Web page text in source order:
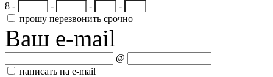
8 - - -
-
прошу перезвонить срочно
Ваш e-mail
@
написать на e-mail